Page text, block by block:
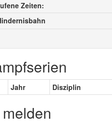
Zeiten:
Jahr Disziplin